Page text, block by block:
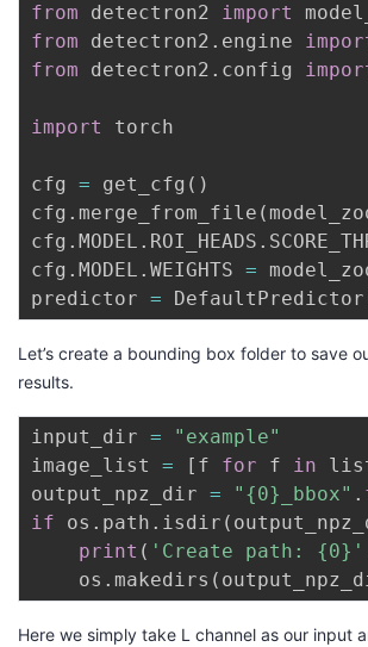
from detectron2 import
from detectron2 . engine
from detectron2 . config
import torch
cfg = get_cfg ( )
cfg . merge_from_file (
cfg . MODEL . ROI_HEADS .
cfg . MODEL . WEIGHTS =
predictor = DefaultPredictor
Let’s create a bounding box folder to save
results.
input_dir =
"example"
image_list = [ f for f in
output_npz_dir = "{0}_bbox" .
if os . path . isdir (
print ( 'Create path: {0}'
    os
. makedirs (
Here we simply take L channel as our input